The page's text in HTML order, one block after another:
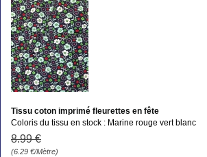
Tissu coton imprimé fleurettes en fête
Coloris du tissu en stock : Marine rouge vert blanc
8.99 €
(6.29 €/Mètre)